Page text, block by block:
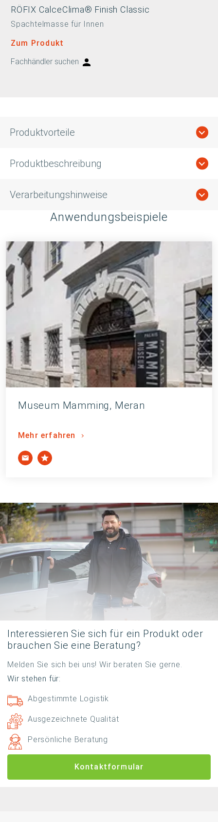
RÖFIX CalceClima® Finish Classic
Spachtelmasse für Innen
Zum Produkt
Fachhändler suchen
Produktvorteile
Produktbeschreibung
Verarbeitungshinweise
Anwendungsbeispiele
Museum Mamming, Meran
Mehr erfahren
Interessieren Sie sich für ein Produkt oder
brauchen Sie eine Beratung?
Melden Sie sich bei uns! Wir beraten Sie gerne.
Wir stehen für:
Abgestimmte Logistik
Ausgezeichnete Qualität
Persönliche Beratung
Kontaktformular